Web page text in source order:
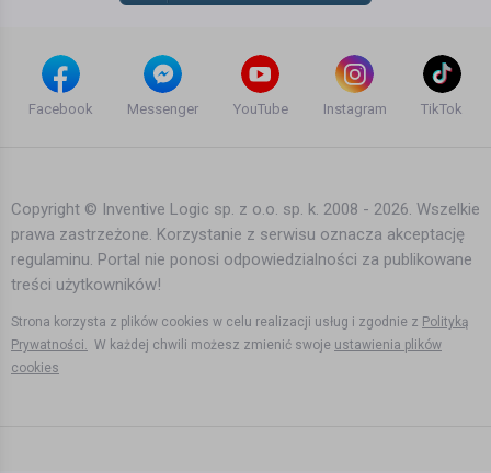
Facebook Messenger YouTube Instagram TikTok
Copyright © Inventive Logic sp. z o.o. sp. k. 2008 - 2026. Wszelkie
prawa zastrzeżone. Korzystanie z serwisu oznacza akceptację
regulaminu. Portal nie ponosi odpowiedzialności za publikowane
treści użytkowników!
Strona korzysta z plików cookies w celu realizacji usług i zgodnie z Polityką
Prywatności. W każdej chwili możesz zmienić swoje ustawienia plików
cookies